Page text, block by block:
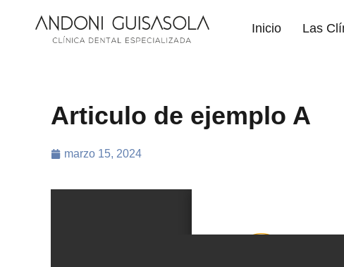
Inicio Las
Articulo de ejemplo A
marzo 15, 2024